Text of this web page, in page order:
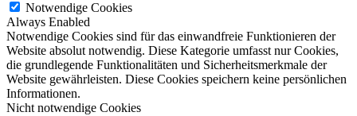
Notwendige Cookies
Always Enabled
Notwendige Cookies sind für das einwandfreie Funktionieren der
Website absolut notwendig. Diese Kategorie umfasst nur Cookies,
die grundlegende Funktionalitäten und Sicherheitsmerkmale der
Website gewährleisten. Diese Cookies speichern keine persönlichen
Informationen.
Nicht notwendige Cookies